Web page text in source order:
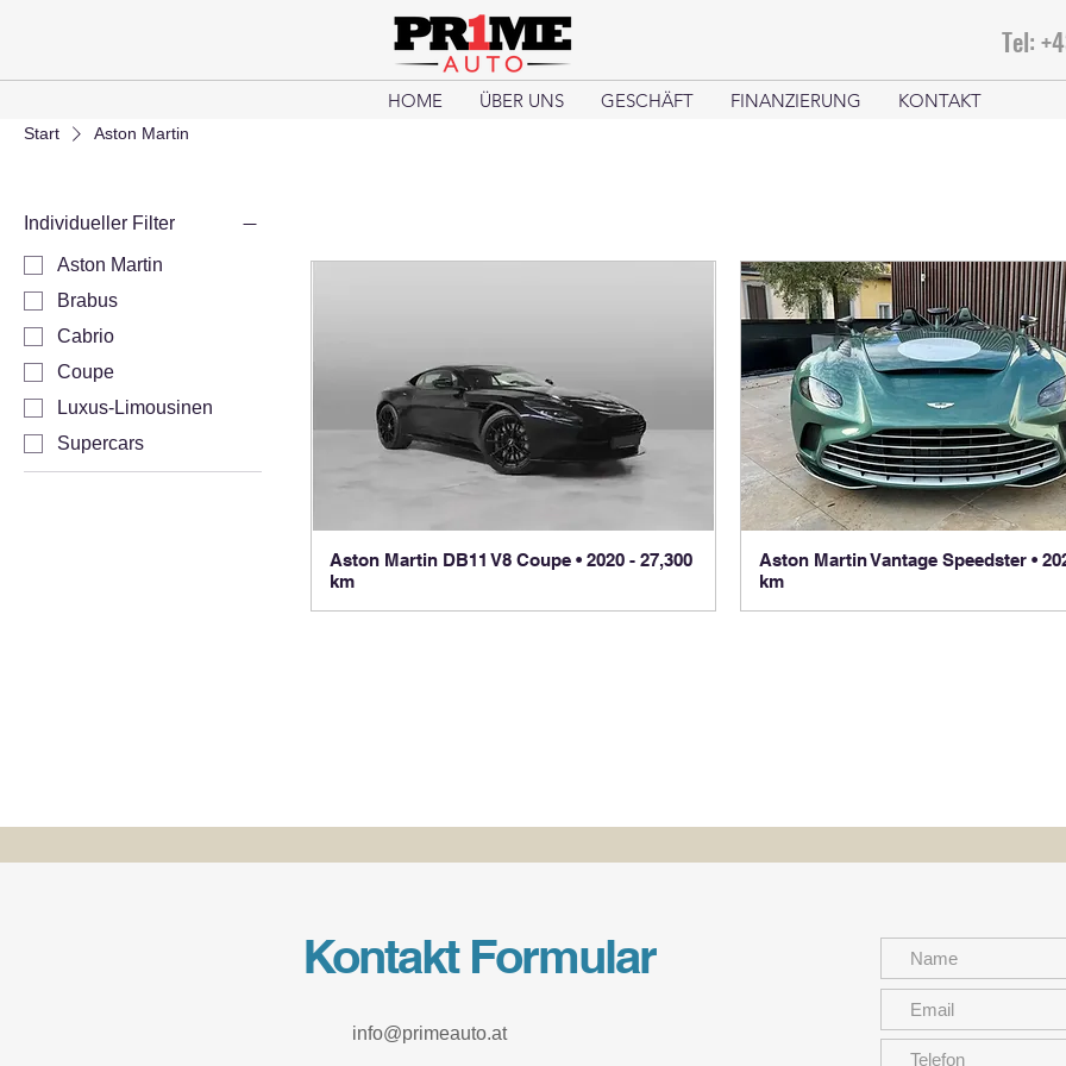
Tel:
HOME ÜBER UNS GESCHÄFT FINANZIERUNG KONTAKT
Start Aston Martin
Individueller Filter
Aston Martin
Brabus
Cabrio
Coupe
Luxus-Limousinen
Supercars
Aston Martin DB11 V8 Coupe • 2020 - 27,300
km
Aston Martin Vantage Speedster •
km
Kontakt Formular
info@primeauto.at